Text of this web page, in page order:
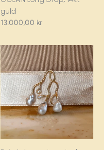
guld
Regular
13.000,00 kr
Fairytale
earring,
single